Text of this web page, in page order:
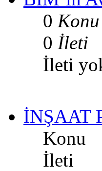
0 Konu
0 İleti
İleti
İNŞAAT
Konu
İleti